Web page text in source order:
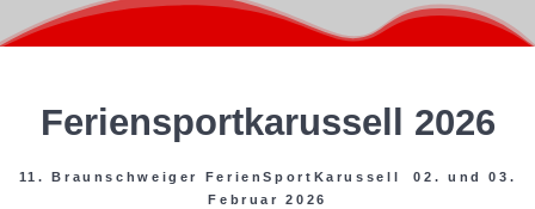
Feriensportkarussell 2026
11. Braunschweiger FerienSportKarussell 02. und 03.
Februar 2026